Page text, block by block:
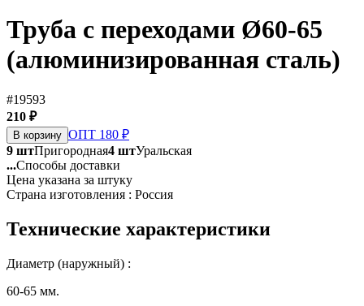
Труба с переходами Ø60-65
(алюминизированная сталь)
#19593
210 ₽
В корзину ОПТ 180 ₽
9 штПригородная4 штУральская
...Способы доставки
Цена указана за штуку
Страна изготовления : Россия
Технические характеристики
Диаметр (наружный) :
60-65 мм.